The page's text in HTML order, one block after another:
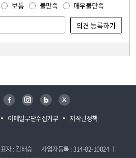
보통 불만족 매우불만족
이메일무단수집거부 저작권정책
페이스북 인스타그램 블로그 트위터
자 : 김태승
사업자등록 : 314-82-10024